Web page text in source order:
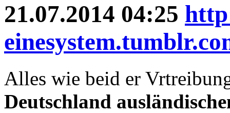
21.07.2014 04:25
Alles wie beid er
Deutschland